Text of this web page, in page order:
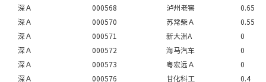
深Ａ 000568 泸州老窖
0.65
深Ａ
000570 苏常柴Ａ
0.55
深Ａ
000571 新大洲A
0
深Ａ
000572 海马汽车
0
深Ａ
000573 粤宏远Ａ
0
深Ａ
000576 甘化科工
0.4